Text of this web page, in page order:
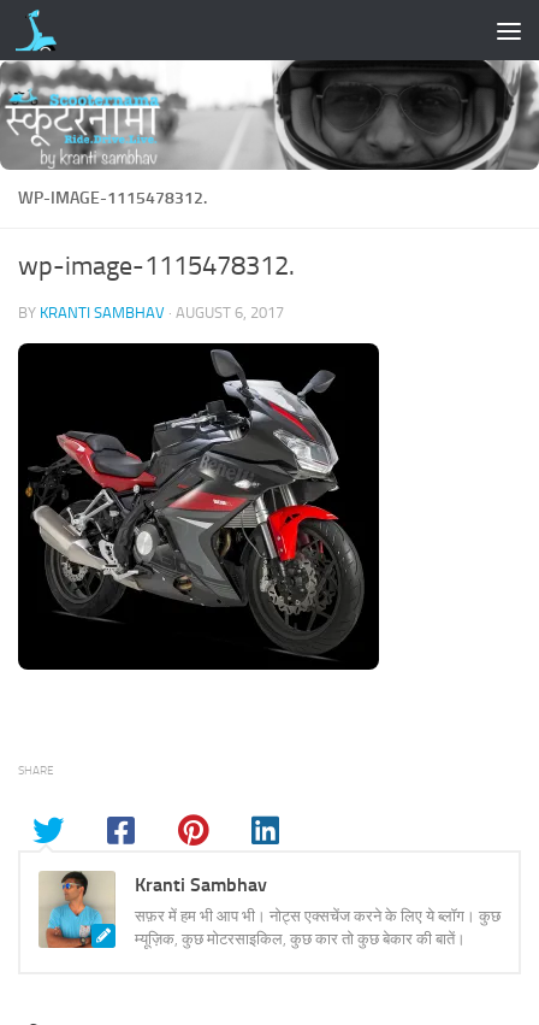
Skip to content
WP-IMAGE-1115478312.
wp-image-1115478312.
BY KRANTI SAMBHAV · AUGUST 6, 2017
SHARE
Kranti Sambhav
सफ़र में हम भी आप भी। नोट्स एक्सचेंज करने के लिए ये ब्लॉग। कुछ
म्यूज़िक, कुछ मोटरसाइकिल, कुछ कार तो कुछ बेकार की बातें।